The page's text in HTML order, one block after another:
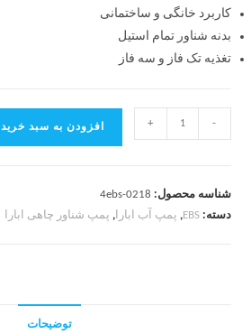
کاربرد خانگی و ساختمانی
بدنه شناور تمام استیل
تغذیهتک فاز و سه فاز
-
+ افزودن به سبد خرید
شناسه محصول: 4ebs-0218
دسته:EBS
, پمپ آب ابارا, پمپ شناور چاهی ابارا
توضیحات